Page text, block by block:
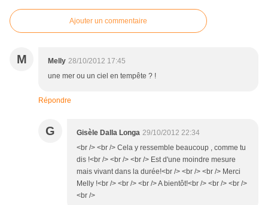
Ajouter un commentaire
M Melly 28/10/2012 17:45
une mer ou un ciel en tempête ? !
Répondre
G Gisèle Dalla Longa 29/10/2012 22:34
<br /> <br /> Cela y ressemble beaucoup , comme tu
dis !<br /> <br /> <br /> Est d'une moindre mesure
mais vivant dans la durée!<br /> <br /> <br /> Merci
Melly !<br /> <br /> <br /> A bientôt!<br /> <br /> <br />
<br />